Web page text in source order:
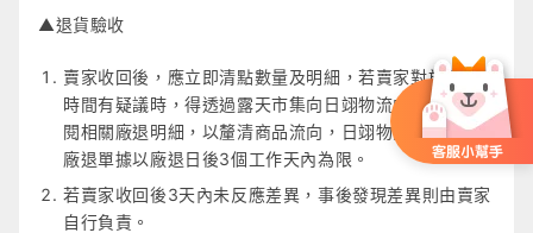
▲退貨驗收
賣家收回後，應立即清點數量及明細，若賣家對於退貨
時間有疑議時，得透過露天市集向日翊物流中心申請調
閱相關廠退明細，以釐清商品流向，日翊物流中心調閱
廠退單據以廠退日後3個工作天內為限。
若賣家收回後3天內未反應差異，事後發現差異則由賣家
自行負責。